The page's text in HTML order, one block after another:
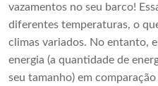
vazamentos no seu barco!
diferentes temperaturas, o
climas variados. No entanto,
energia (a quantidade de
seu tamanho) em